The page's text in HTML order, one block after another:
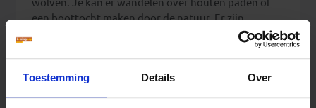
Toestemming Details Over
een boottocht maken door de natuur. Er zijn
meerdere wandelroutes uitgestippeld in het park,
Plitvice is te bezoeken op onze volgende reizen:
8-daagse Familiereis Kroatië